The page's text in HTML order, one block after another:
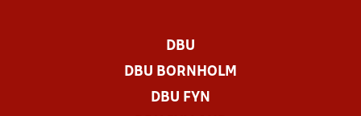
DBU
DBU BORNHOLM
DBU FYN